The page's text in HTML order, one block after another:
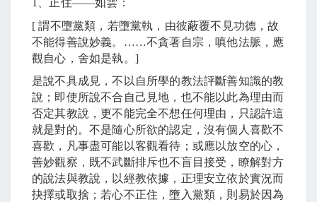
1
、正住――如雲：
[謂不墮黨類，若墮黨執，由彼蔽覆不見功德，故
不能得善說妙義。 ……不貪著自宗，嗔他法脈，應
觀自心，舍如是執。 ]
是說不具成見，不以自所學的教法評斷善知識的教
說；即使所說不合自己見地，也不能以此為理由而
否定其教說，更不能完全不想任何理由，只認許這
就是對的。不是隨心所欲的認定，沒有個人喜歡不
喜歡，凡事盡可能以客觀看待；或應以放空的心，
善妙觀察，既不武斷排斥也不盲目接受，瞭解對方
的說法與教說，以經教依據，正理安立依於實況而
抉擇或取捨；若心不正住，墮入黨類，則易於因為